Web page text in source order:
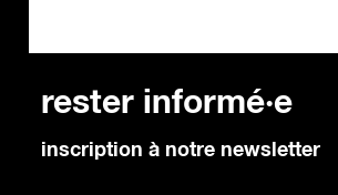
rester informé·e
inscription à notre newsletter